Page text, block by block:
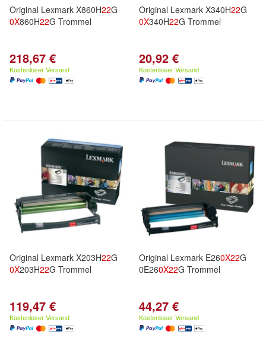
Original Lexmark X860H22G
0X860H22G Trommel
218,67 €
Kostenloser Versand
Original Lexmark X340H22G
0X340H22G Trommel
20,92 €
Kostenloser Versand
Original Lexmark X203H22G
0X203H22G Trommel
119,47 €
Kostenloser Versand
Original Lexmark E260X22G
0E260X22G Trommel
44,27 €
Kostenloser Versand